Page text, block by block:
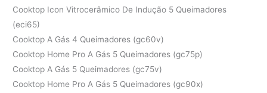
Cooktop Icon Vitrocerâmico De Indução 5 Queimadores
(eci65)
Cooktop A Gás 4 Queimadores (gc60v)
Cooktop Home Pro A Gás 5 Queimadores (gc75p)
Cooktop A Gás 5 Queimadores (gc75v)
Cooktop Home Pro A Gás 5 Queimadores (gc90x)